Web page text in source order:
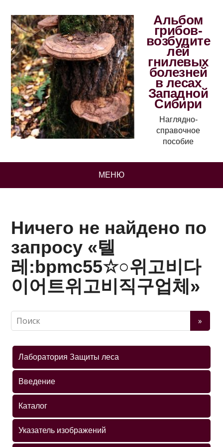
Альбом
грибов-
возбудите
лей
гнилевых
болезней
в лесах
Западной
Сибири
Наглядно-
справочное
пособие
МЕНЮ
Ничего не найдено по
запросу «텔
레:bpmc55☆○위고비다
이어트위고비직구업체»
Лаборатория Защиты леса
Введение
Каталог
Указатель изображений